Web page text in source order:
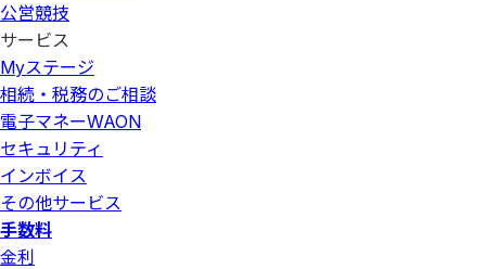
公営競技
サービス
Myステージ
相続・税務のご相談
電子マネーWAON
セキュリティ
インボイス
その他サービス
手数料
金利